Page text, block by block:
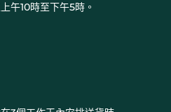
午10時至下午5時。